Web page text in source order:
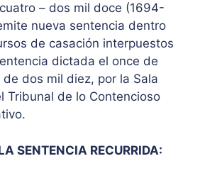
– dos mil doce (1694-
nueva sentencia dentro
de casación interpuestos
dictada el once de
de dos mil diez, por la Sala
Tribunal de lo Contencioso
SENTENCIA RECURRIDA: